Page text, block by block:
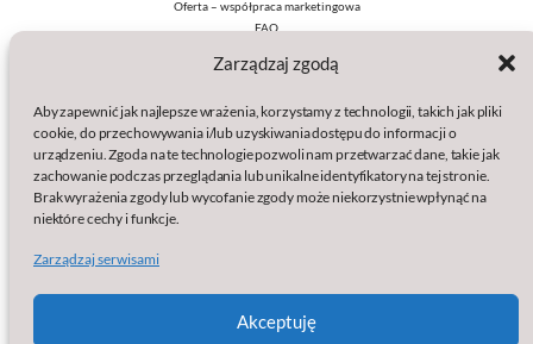
Zarządzaj zgodą
Aby zapewnić jak najlepsze wrażenia, korzystamy z technologii, takich jak pliki
cookie, do przechowywania i/lub uzyskiwania dostępu do informacji o
urządzeniu. Zgoda na te technologie pozwoli nam przetwarzać dane, takie jak
zachowanie podczas przeglądania lub unikalne identyfikatory na tej stronie.
Brak wyrażenia zgody lub wycofanie zgody może niekorzystnie wpłynąć na
niektóre cechy i funkcje.
Zarządzaj serwisami
Akceptuję
Oferta – współpraca marketingowa
FAQ
Polityki:
Polityka prywatności
Polityka plików cookies (EU)
Wydawcą serwisu jest:
baSap sp. z o.o.
Regon: 387102999